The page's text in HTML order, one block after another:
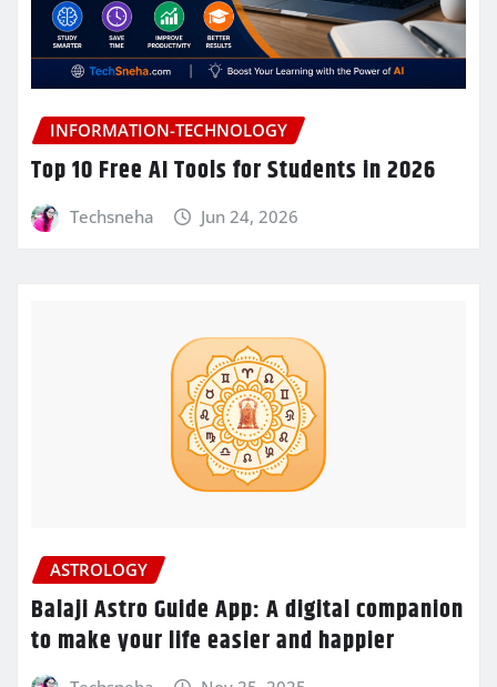
INFORMATION-TECHNOLOGY
Top 10 Free AI Tools for Students in 2026
Techsneha Jun 24, 2026
ASTROLOGY
Balaji Astro Guide App: A digital companion
to make your life easier and happier